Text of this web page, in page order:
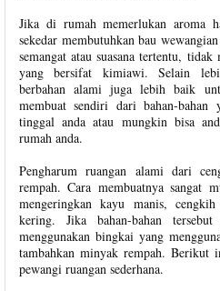
Jika di rumah memerlukan aroma
sekedar membutuhkan bau
semangat atau suasana tertentu,
yang bersifat kimiawi. Selain
berbahan alami juga lebih baik
membuat sendiri dari bahan-
tinggal anda atau mungkin bisa
rumah anda.
Pengharum ruangan alami dari
rempah. Cara membuatnya sangat
mengeringkan kayu manis,
kering. Jika bahan-bahan
menggunakan bingkai yang
tambahkan minyak rempah. Berikut
pewangi ruangan sederhana.